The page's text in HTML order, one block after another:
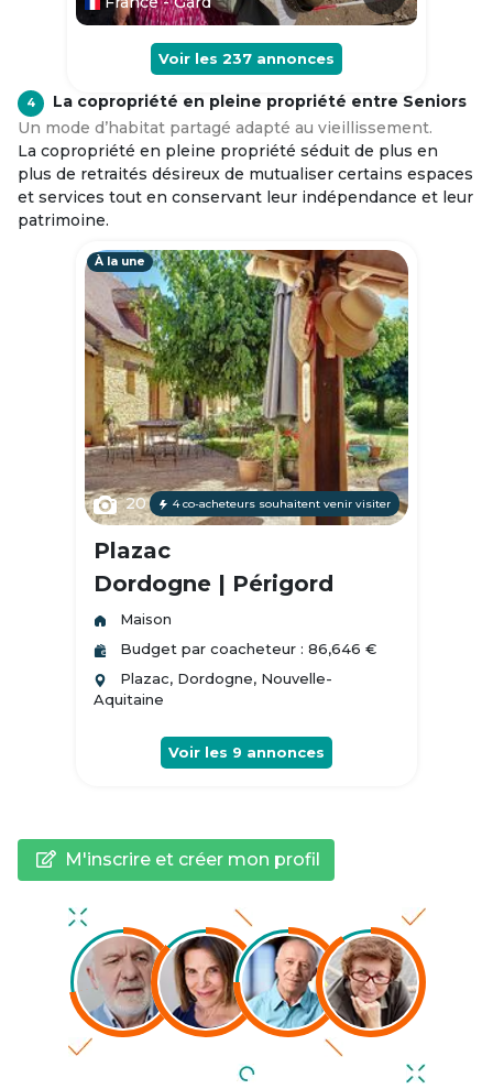
Voir les 237 annonces
4
La copropriété en pleine propriété entre Seniors
Un mode d’habitat partagé adapté au vieillissement.
La copropriété en pleine propriété séduit de plus en
plus de retraités désireux de mutualiser certains espaces
et services tout en conservant leur indépendance et leur
patrimoine.
À la une
20 4 co-acheteurs souhaitent venir visiter
Plazac
Dordogne | Périgord
Maison
Budget par coacheteur : 86,646 €
Plazac, Dordogne, Nouvelle-
Aquitaine
Voir les 9 annonces
M'inscrire et créer mon profil